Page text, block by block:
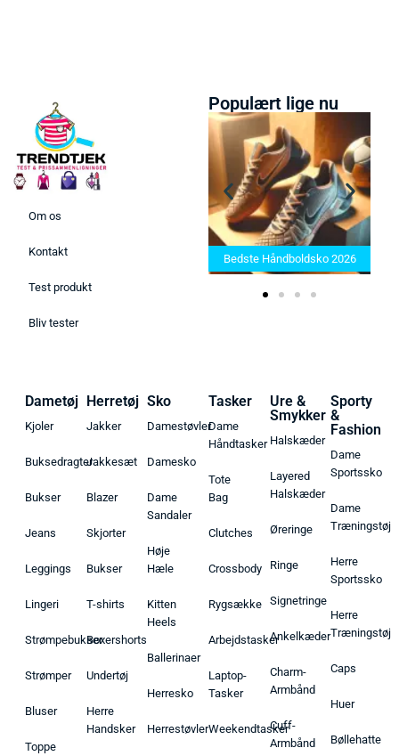
Om os
Kontakt
Test produkt
Bliv tester
Populært lige nu
Bedste Saunatæppe 2025 –
Find de bedste produkter her!
Bedste Håndboldsko 2026
Dametøj
Kjoler
Buksedragter
Bukser
Jeans
Leggings
Lingeri
Strømpebukser
Strømper
Bluser
Toppe
Herretøj
Jakker
Jakkesæt
Blazer
Skjorter
Bukser
T-shirts
Boxershorts
Undertøj
Herre
Handsker
Sko
Damestøvler
Damesko
Dame
Sandaler
Høje
Hæle
Kitten
Heels
Ballerinaer
Herresko
Herrestøvler
Tasker
Dame
Håndtasker
Tote
Bag
Clutches
Crossbody
Rygsække
Arbejdstasker
Laptop-
Tasker
Weekendtasker
Ure &
Smykker
Halskæder
Layered
Halskæder
Øreringe
Ringe
Signetringe
Ankelkæder
Charm-
Armbånd
Cuff-
Armbånd
Sporty
&
Fashion
Dame
Sportssko
Dame
Træningstøj
Herre
Sportssko
Herre
Træningstøj
Caps
Huer
Bøllehatte